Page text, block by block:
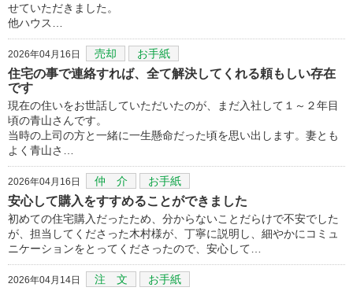
せていただきました。
他ハウス…
2026年04月16日 売却 お手紙
住宅の事で連絡すれば、全て解決してくれる頼もしい存在
です
現在の住いをお世話していただいたのが、まだ入社して１～２年目
頃の青山さんです。
当時の上司の方と一緒に一生懸命だった頃を思い出します。妻とも
よく青山さ…
2026年04月16日 仲 介 お手紙
安心して購入をすすめることができました
初めての住宅購入だったため、分からないことだらけで不安でした
が、担当してくださった木村様が、丁寧に説明し、細やかにコミュ
ニケーションをとってくださったので、安心して…
2026年04月14日 注 文 お手紙